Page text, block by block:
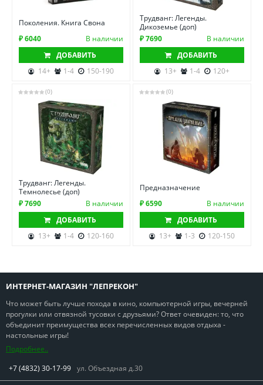
Поколения. Книга Свона
₽ 6040
В наличии
ДОБАВИТЬ
14+
1-4 150-190
Трудванг: Легенды.
Дикоземье (доп)
₽ 7690
В наличии
ДОБАВИТЬ
13+
1-4 120+
(0)
Трудванг: Легенды.
Темнолесье (доп)
₽ 7690
В наличии
ДОБАВИТЬ
13+
1-4 120-160
(0)
Предназначение
₽ 6590
В наличии
ДОБАВИТЬ
13+
1-3 120-150
ИНТЕРНЕТ-МАГАЗИН "ЛЕПРЕКОН"
Что может быть лучше похода в кино, компьютерной игры, вечерней
прогулки или отвязной тусовки с друзьями? Ответ очевиден: то, что
объединит преимущества всех перечисленных видов отдыха -
настольные игры!
Подробнее..
+7 (4832) 30-17-99 ул. Объездная д.30